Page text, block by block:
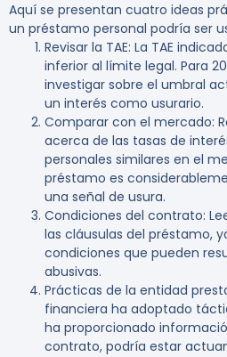
Aquí se presentan cuatro ideas
un préstamo personal podría ser
Revisar la TAE: La TAE
inferior al límite legal. Para
investigar sobre el umbral
un interés como usurario.
Comparar con el mercado:
acerca de las tasas de
personales similares en el
préstamo es
una señal de usura.
Condiciones del contrato:
las cláusulas del préstamo,
condiciones que pueden
abusivas.
Prácticas de la entidad
financiera ha adoptado
ha proporcionado
contrato, podría estar